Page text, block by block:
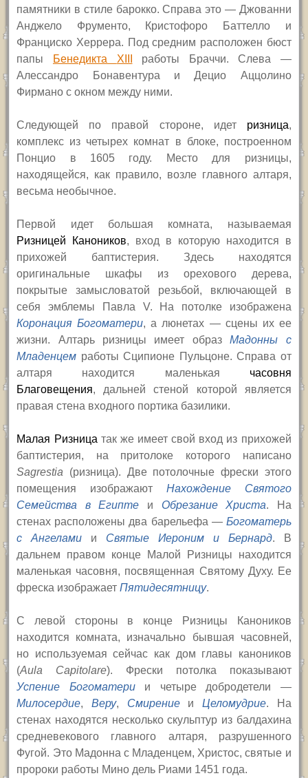
памятники в стиле барокко. Справа это — Джованни
Анджело Фрументо, Кристофоро Баттелло и
Франциско Херрера. Под средним расположен бюст
папы
Бенедикта XIII
работы Браччи. Слева —
Алессандро Бонавентура и Децио Аццолино
Фирмано с окном между ними.
Следующей по правой стороне, идет ризница,
комплекс из четырех комнат в блоке, построенном
Понцио в 1605 году. Место для ризницы,
находящейся, как правило, возле главного алтаря,
весьма необычное.
Первой идет большая комната, называемая
Ризницей Каноников, вход в которую находится в
прихожей баптистерия. Здесь находятся
оригинальные шкафы из орехового дерева,
покрытые замысловатой резьбой, включающей в
себя эмблемы Павла V.
На потолке изображена
Коронация Богоматери, а люнетах — сцены их ее
жизни. Алтарь ризницы имеет образМадонны с
Младенцем работы Сципионе Пульцоне. Справа от
алтаря находится маленькая часовня
Благовещения, дальней стеной которой является
правая стена входного портика базилики.
Малая Ризница так же имеет свой вход из прихожей
баптистерия, на притолоке которого написано
Sagrestia (ризница). Две потолочные фрески этого
помещения изображают Нахождение Святого
Семейства в Египте и Обрезание Христа. На
стенах расположены два барельефа — Богоматерь
с Ангелами и Святые Иероним и Бернард. В
дальнем правом конце Малой Ризницы находится
маленькая часовня, посвященная Святому Духу. Ее
фреска изображаетПятидесятницу.
С левой стороны в конце Ризницы Каноников
находится комната, изначально бывшая часовней,
но используемая сейчас как дом главы каноников
(Aula Capitolare). Фрески потолка показывают
Успение Богоматерии четыре добродетели —
Милосердие,Веру, Смирениеи Целомудрие. На
стенах находятся несколько скульптур из балдахина
средневекового главного алтаря, разрушенного
Фугой. Это Мадонна с Младенцем, Христос, святые и
пророки работы Мино дель Риами 1451 года.